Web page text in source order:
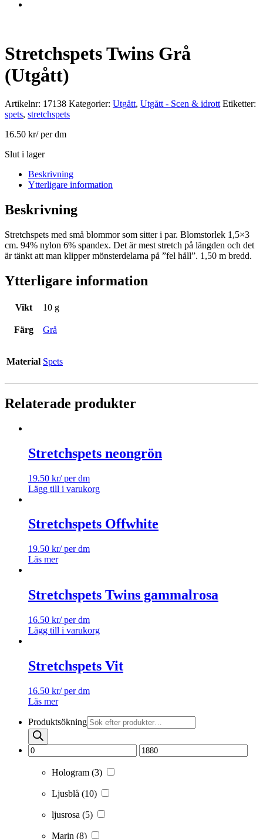
Stretchspets Twins Grå
(Utgått)
Artikelnr: 17138 Kategorier: Utgått, Utgått - Scen & idrott Etiketter:
spets, stretchspets
16.50 kr/ per dm
Slut i lager
Beskrivning
Ytterligare information
Beskrivning
Stretchspets med små blommor som sitter i par. Blomstorlek 1,5×3
cm. 94% nylon 6% spandex. Det är mest stretch på längden och det
är tänkt att man klipper mönsterdelarna på ”fel håll”. 1,50 m bredd.
Ytterligare information
Vikt 10 g
Färg Grå
Material Spets
Relaterade produkter
Stretchspets neongrön
19.50 kr/ per dm
Lägg till i varukorg
Stretchspets Offwhite
19.50 kr/ per dm
Läs mer
Stretchspets Twins gammalrosa
16.50 kr/ per dm
Lägg till i varukorg
Stretchspets Vit
16.50 kr/ per dm
Läs mer
Produktsökning
Hologram (3)
Ljusblå (10)
ljusrosa (5)
Marin (8)